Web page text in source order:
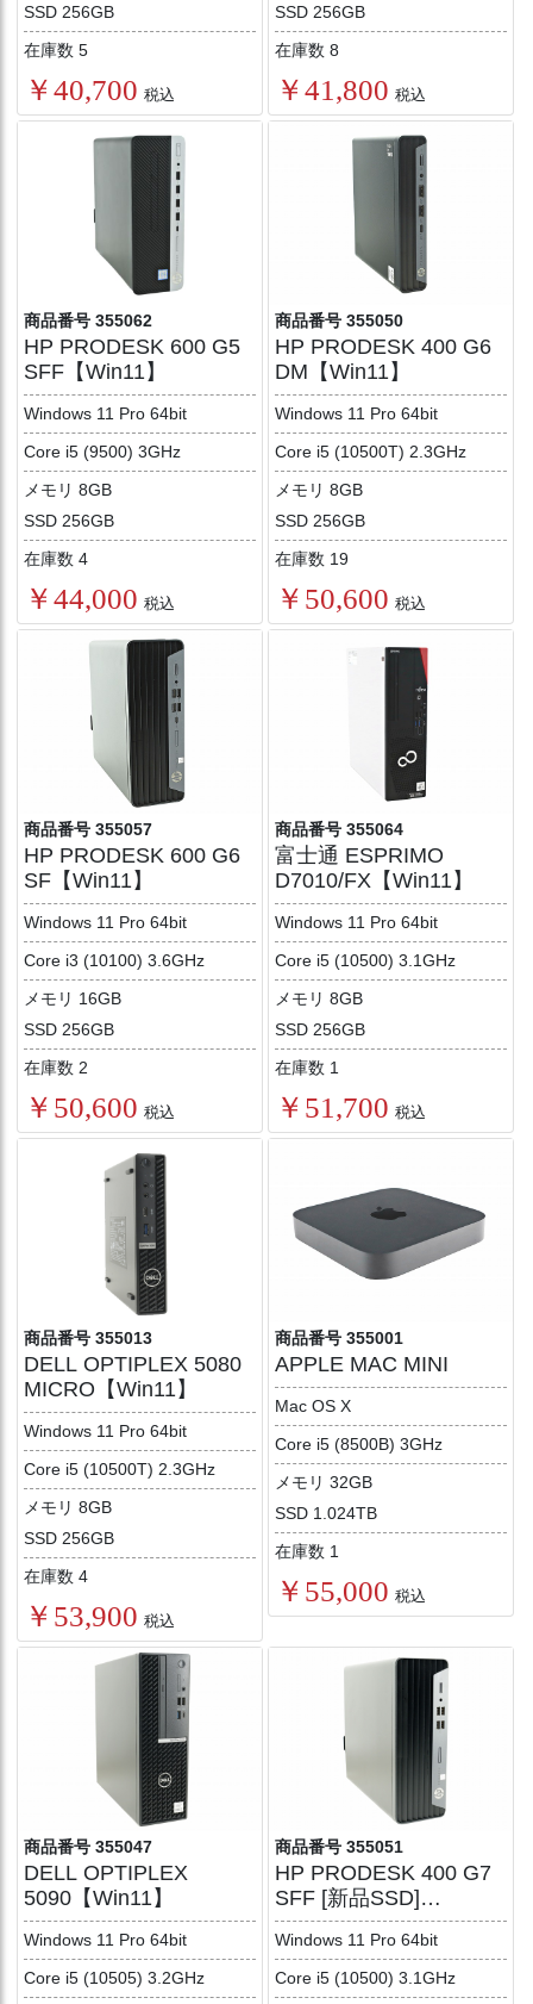
SSD 256GB
在庫数 5
￥40,700 税込
SSD 256GB
在庫数 8
￥41,800 税込
商品番号 355062
HP PRODESK 600 G5
SFF【Win11】
Windows 11 Pro 64bit
Core i5 (9500) 3GHz
メモリ 8GB
SSD 256GB
在庫数 4
￥44,000 税込
商品番号 355050
HP PRODESK 400 G6
DM【Win11】
Windows 11 Pro 64bit
Core i5 (10500T) 2.3GHz
メモリ 8GB
SSD 256GB
在庫数 19
￥50,600 税込
商品番号 355057
HP PRODESK 600 G6
SF【Win11】
Windows 11 Pro 64bit
Core i3 (10100) 3.6GHz
メモリ 16GB
SSD 256GB
在庫数 2
￥50,600 税込
商品番号 355064
富士通 ESPRIMO
D7010/FX【Win11】
Windows 11 Pro 64bit
Core i5 (10500) 3.1GHz
メモリ 8GB
SSD 256GB
在庫数 1
￥51,700 税込
商品番号 355013
DELL OPTIPLEX 5080
MICRO【Win11】
Windows 11 Pro 64bit
Core i5 (10500T) 2.3GHz
メモリ 8GB
SSD 256GB
在庫数 4
￥53,900 税込
商品番号 355001
APPLE MAC MINI
Mac OS X
Core i5 (8500B) 3GHz
メモリ 32GB
SSD 1.024TB
在庫数 1
￥55,000 税込
商品番号 355047
DELL OPTIPLEX
5090【Win11】
Windows 11 Pro 64bit
Core i5 (10505) 3.2GHz
商品番号 355051
HP PRODESK 400 G7
SFF [新品SSD]
【Win11】
Windows 11 Pro 64bit
Core i5 (10500) 3.1GHz